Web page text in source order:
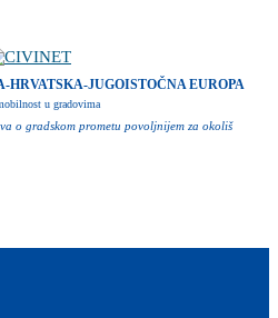
JUGOISTOČNA EUROPA
u gradovima
o gradskom prometu povoljnijem za okoliš